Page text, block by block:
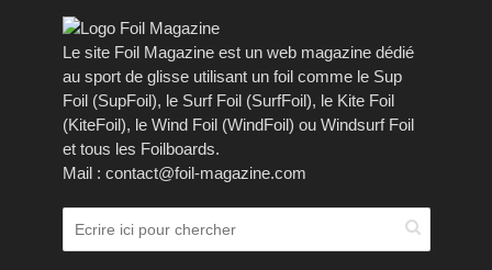
Le site Foil Magazine est un web magazine dédié
au sport de glisse utilisant un foil comme le Sup
Foil (SupFoil), le Surf Foil (SurfFoil), le Kite Foil
(KiteFoil), le Wind Foil (WindFoil) ou Windsurf Foil
et tous les Foilboards.
Mail : contact@foil-magazine.com